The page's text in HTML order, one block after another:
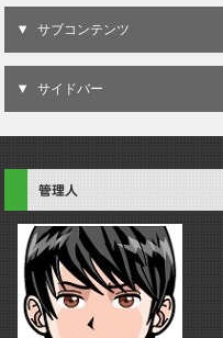
サブコンテンツ
サイドバー
管理人